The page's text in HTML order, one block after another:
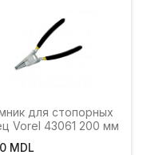
для стопорных
Vorel 43061 200 мм
MDL